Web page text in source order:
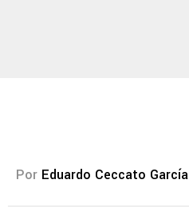
Por Eduardo Ceccato García